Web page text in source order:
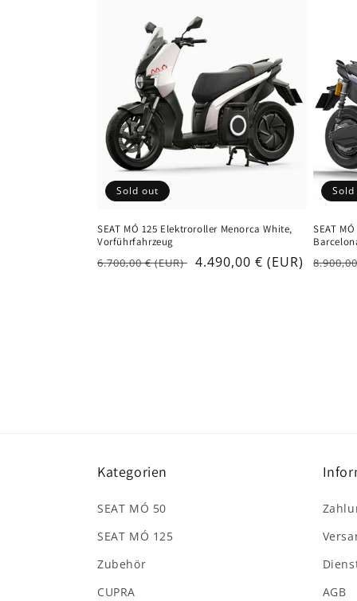
Sold out
SEAT MÓ 125 Elektroroller Menorca White,
Vorführfahrzeug
Regular
6.700,00 € (EUR) Sale
4.490,00 € (EUR)
SEAT
Kategorien
SEAT MÓ 50
SEAT MÓ 125
Zubehör
CUPRA
AGB